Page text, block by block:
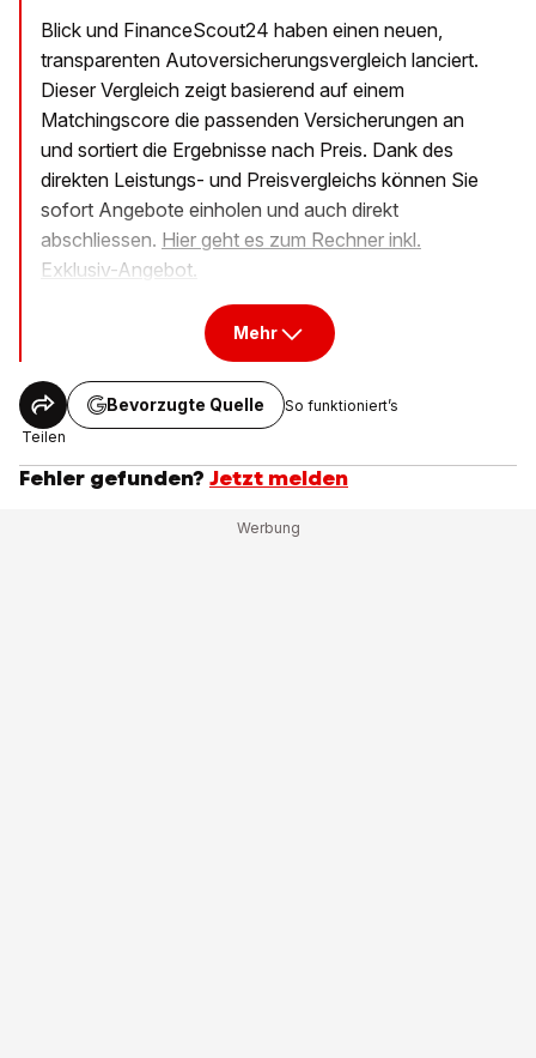
Blick und FinanceScout24 haben einen neuen,
transparenten Autoversicherungsvergleich lanciert.
Dieser Vergleich zeigt basierend auf einem
Matchingscore die passenden Versicherungen an
und sortiert die Ergebnisse nach Preis. Dank des
direkten Leistungs- und Preisvergleichs können Sie
sofort Angebote einholen und auch direkt
abschliessen. Hier geht es zum Rechner inkl.
Exklusiv-Angebot.
Mehr
Teilen
Bevorzugte Quelle So funktioniert’s
Fehler gefunden? Jetzt melden